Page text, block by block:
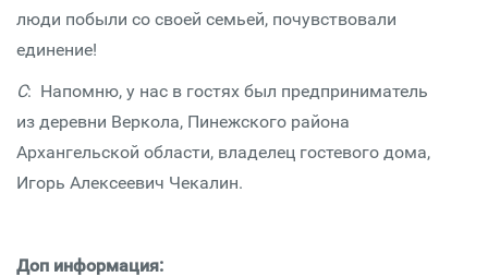
люди побыли со своей семьей, почувствовали
единение!
С: Напомню, у нас в гостях был предприниматель
из деревни Веркола, Пинежского района
Архангельской области, владелец гостевого дома,
Игорь Алексеевич Чекалин.
Доп информация: